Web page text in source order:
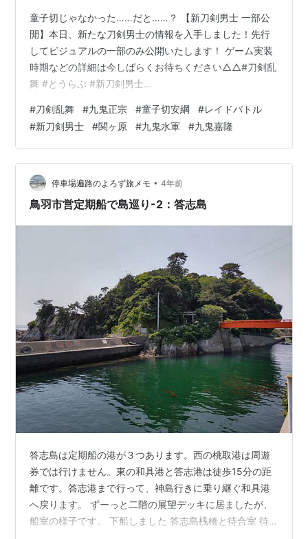
童子切じゃなかった……だと……？ 【新刀剣男士 一部公
開】本日、新たな刀剣男士の情報を入手しました！先行
してビジュアルの一部のみ公開いたします！ ゲーム実装
時期などの詳細は今しばらくお待ちください△△#刀剣乱
舞 #とうらぶ #新刀剣男士
【公式】 (@tkrb_ht) 2024年8月9日 まだ分かりませんけ
どね！ 取り敢えず九鬼正宗予想が強そうですね。 9周年
だから九鬼正宗、ってのはずっと推してたので、予想ピ
ッタリといいますか。 今回に限っては童子切だろうな～
と思ってたけど、まぁ誰が来てもウェルカムなので、ま
た待ち望…
#刀剣乱舞 #九鬼正宗 #童子切安綱 #レイドバトル
#新刀剣男士 #関ヶ原 #九鬼水軍 #九鬼嘉隆
停車場遍路のよろず旅メモ • 4年前
鳥羽市営定期船で島巡り-2：答志島
答志島は定期船の港が３つあります。西の桃取港は周遊
券では行けません。東の和具港と答志港は徒歩15分の距
離です。答志港まで行って、神島行きに乗り継ぐ和具港
へ戻ります。 ずーっと二階の展望デッキに居ましたが、
船室の様子です。 下船しました 答志島桟橋と待合室 待